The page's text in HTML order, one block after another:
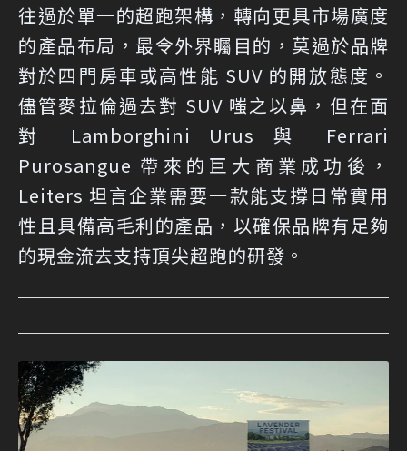
往過於單一的超跑架構，轉向更具市場廣度
的產品布局，最令外界矚目的，莫過於品牌
對於四門房車或高性能 SUV 的開放態度。
儘管麥拉倫過去對 SUV 嗤之以鼻，但在面
對 Lamborghini Urus 與 Ferrari
Purosangue 帶來的巨大商業成功後，
Leiters 坦言企業需要一款能支撐日常實用
性且具備高毛利的產品，以確保品牌有足夠
的現金流去支持頂尖超跑的研發。